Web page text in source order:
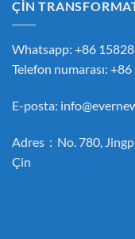
ÇİN
Whatsapp: +86
Telefon numarası:
E-posta:
Adres：No. 780,
Çin